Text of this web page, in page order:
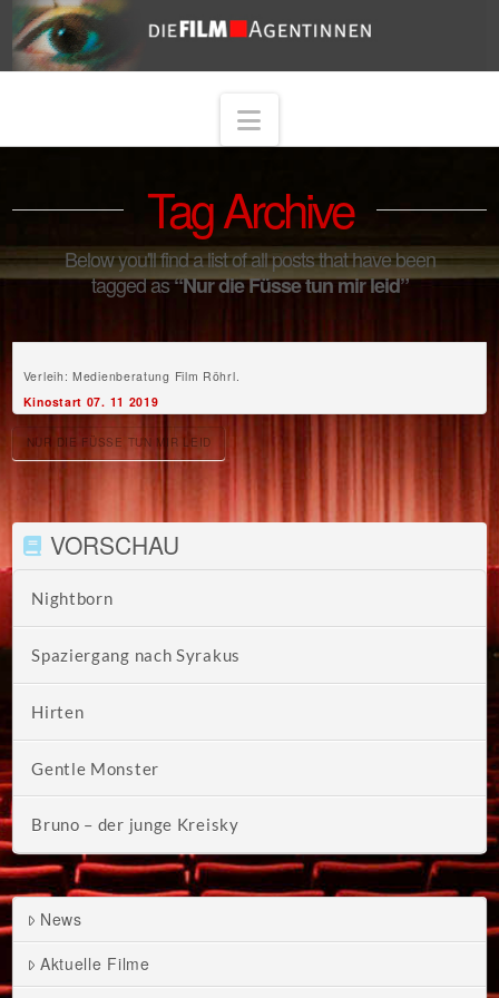
Navigation
Tag Archive
Below you'll find a list of all posts that have been
tagged as“Nur die Füsse tun mir leid”
Verleih: Medienberatung Film Röhrl.
Kinostart 07. 11 2019
NUR DIE FÜSSE TUN MIR LEID
VORSCHAU
Nightborn
Spaziergang nach Syrakus
Hirten
Gentle Monster
Bruno – der junge Kreisky
News
Aktuelle Filme